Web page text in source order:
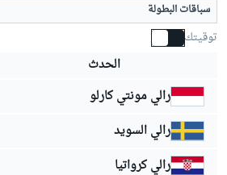
سباقات البطولة
توقيتك
الحدث
رالي مونتي كارلو
رالي السويد
رالي كرواتيا